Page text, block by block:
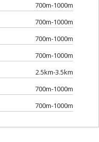
700m-1000m
700m-1000m
700m-1000m
700m-1000m
2.5km-3.5km
700m-1000m
700m-1000m